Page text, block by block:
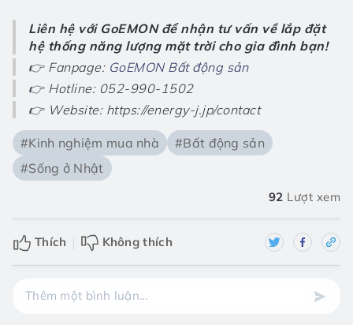
Liên hệ với GoEMON để nhận tư vấn về lắp đặt
hệ thống năng lượng mặt trời cho gia đình bạn!
👉 Fanpage: GoEMON Bất động sản
👉 Hotline: 052-990-1502
👉 Website: https://energy-j.jp/contact
#Kinh nghiệm mua nhà
#Bất động sản
#Sống ở Nhật
92 Lượt xem
Thích Không thích